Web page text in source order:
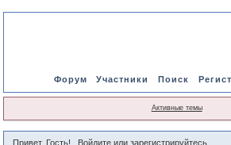
Форум Участники Поиск
Активные темы
Привет, Гость! Войдитеили зарегистрируйтесь.